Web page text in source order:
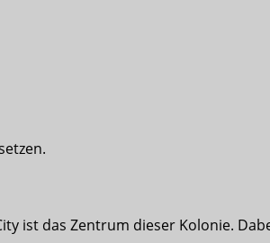
ist das Zentrum dieser Kolonie.